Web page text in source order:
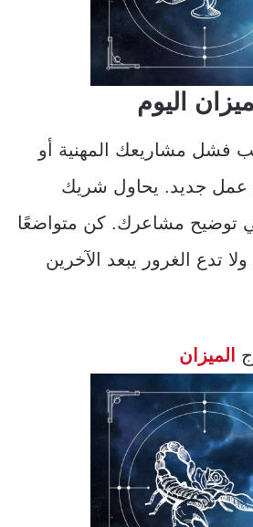
اليوم
فشل مشاريعك المهنية أو
عمل جديد. يحاول شريك
توضيح مشاعرك. كن متواضعًا
تدع الغرور يبعد الآخرين
الميزان